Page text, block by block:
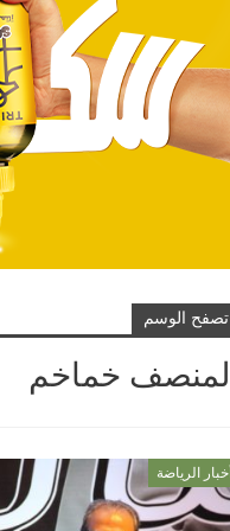
تصفح الوسم
المنصف خماخم
أخبار الرياضة